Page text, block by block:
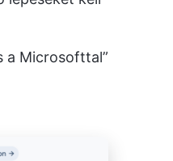
a Microsofttal”